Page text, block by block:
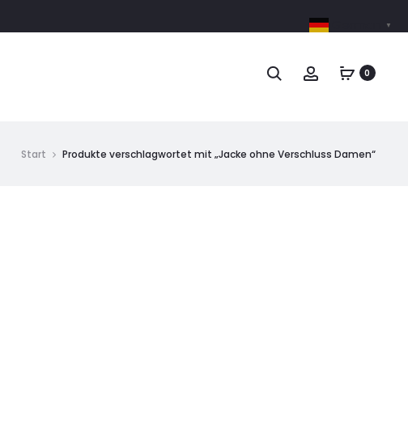
0
Start Produkte verschlagwortet mit „Jacke ohne Verschluss Damen“
▼